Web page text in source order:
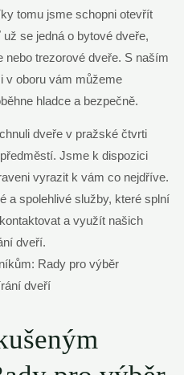
tomu jsme schopni otevřít
se jedná o bytové dveře,
nebo trezorové dveře. S naším
v oboru vám můžeme
hladce a bezpečně.
dveře v pražské čtvrti
Jsme k dispozici
vyrazit k vám co nejdříve.
a spolehlivé služby, které splní
a využít našich
dveří.